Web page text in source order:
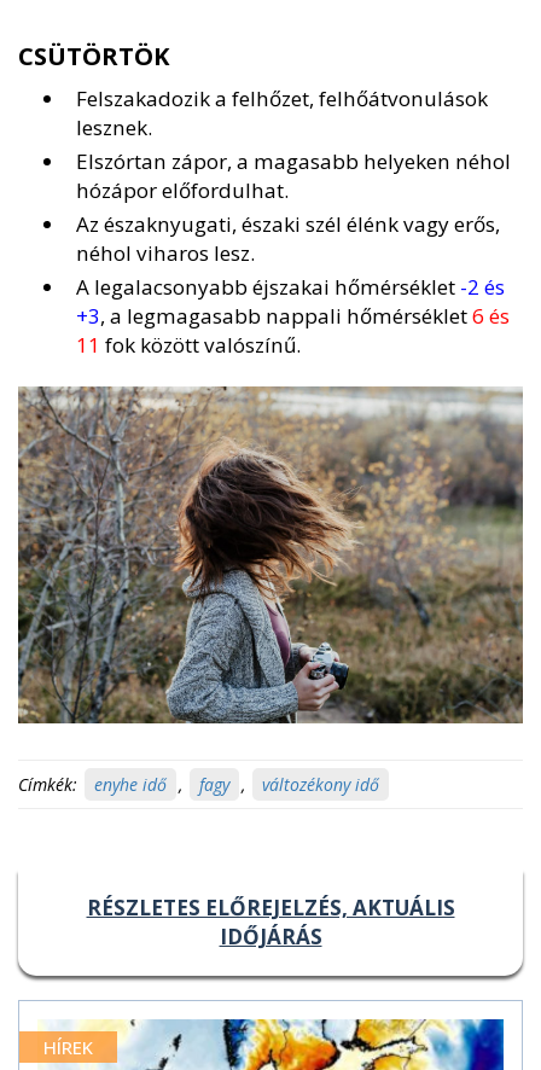
CSÜTÖRTÖK
Felszakadozik a felhőzet, felhőátvonulások
lesznek.
Elszórtan zápor, a magasabb helyeken néhol
hózápor előfordulhat.
Az északnyugati, északi szél élénk vagy erős,
néhol viharos lesz.
A legalacsonyabb éjszakai hőmérséklet -2 és
+3, a legmagasabb nappali hőmérséklet6 és
11 fok között valószínű.
Címkék: enyhe idő , fagy , változékony idő
RÉSZLETES ELŐREJELZÉS, AKTUÁLIS
IDŐJÁRÁS
HÍREK